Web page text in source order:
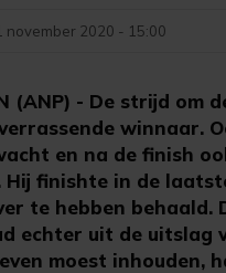
(ANP) - De strijd
winnaar.
en na de finish
Hij finishte in de
te hebben behaald.
echter uit de uitslag
moest inhouden,
november 2020 - 15:00